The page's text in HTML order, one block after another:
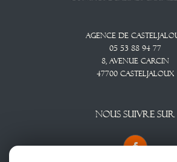
Agence De
05 53 88 94 77
8, Avenue CARCIN
47700
CASTELJALOUX
NOUS SUIVRE SUR